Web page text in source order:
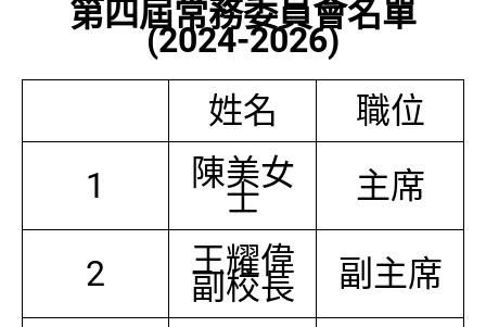
第四屆常務委員會名單
(2024-2026)
姓名
職位
1
陳美女
士 主席
2 王耀偉
副校長 副主席